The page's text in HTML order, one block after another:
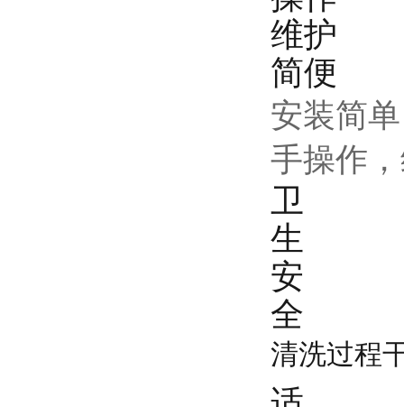
维护
简便
安装简
手操作
卫
生
安
全
清洗过程